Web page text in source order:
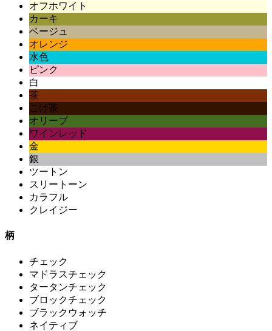
オフホワイト
カーキ
ベージュ
オレンジ
水色
ピンク
白
茶
こげ茶
オリーブ
ワインレッド
金
銀
ツートン
スリートーン
カラフル
クレイジー
柄
チェック
マドラスチェック
タータンチェック
ブロックチェック
ブラックウォッチ
ネイティブ